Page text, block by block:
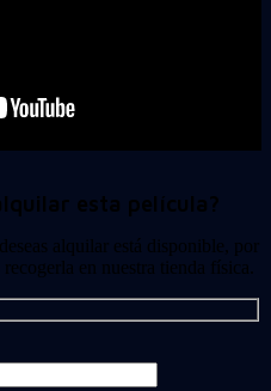
esta película?
alquilar está disponible, por
en nuestra tienda física.